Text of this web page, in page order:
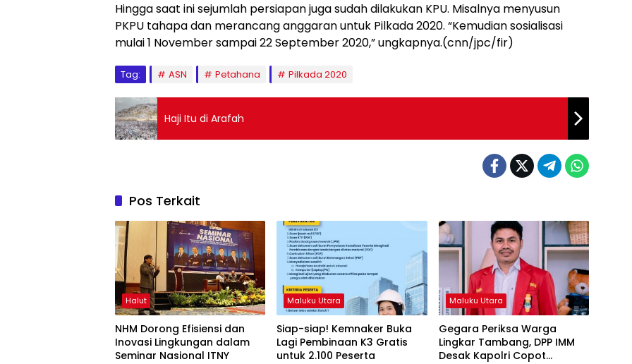
Hingga saat ini sejumlah persiapan juga sudah dilakukan KPU. Misalnya menyusun
PKPU tahapa dan merancang anggaran untuk Pilkada 2020. “Kemudian sosialisasi
mulai 1 November sampai 22 September 2020,” ungkapnya.(cnn/jpc/fir)
Tag: ASN Petahana Pilkada 2020
Haji Itu di Arafah
Pos Terkait
Halut
NHM Dorong Efisiensi dan
Inovasi Lingkungan dalam
Seminar Nasional ITNY
Maluku Utara
Siap-siap! Kemnaker Buka
Lagi Pembinaan K3 Gratis
untuk 2.100 Peserta
Maluku Utara
Gegara Periksa Warga
Lingkar Tambang, DPP IMM
Desak Kapolri Copot